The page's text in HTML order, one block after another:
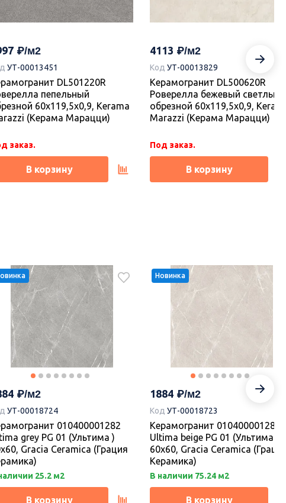
УТ-00013451
DL501220R
пепельный
60x119,5x0,9, Kerama
(Керама Марацци)
заказ.
В корзину
4113
Код УТ-00013829
Керамогранит DL500620R
Роверелла бежевый светлый
обрезной 60x119,5x0,9,
Marazzi (Керама Марацци)
Под заказ.
В корзину
УТ-00018776
KM6012B0031R Танжер
белый матовый структура
60x119,5x0,9, Kerama
(Керама Марацци)
заказ.
В корзину
2210
УТ-00018775
Плитка KM6012B0021R
1 белый матовый структура
обрезной 60x119,5x1, Kerama
Marazzi (Керама Марацци)
Под заказ.
В корзину
УТ-00018724
010400001282
grey PG 01 (Ультима )
Gracia Ceramica (Грация
25.2 м2
В корзину
Новинка
1884
Код УТ-00018723
Керамогранит 010400001280
Ultima beige PG 01 (Ультима )
60х60, Gracia Ceramica
Керамика)
В наличии 75.24 м2
В корзину